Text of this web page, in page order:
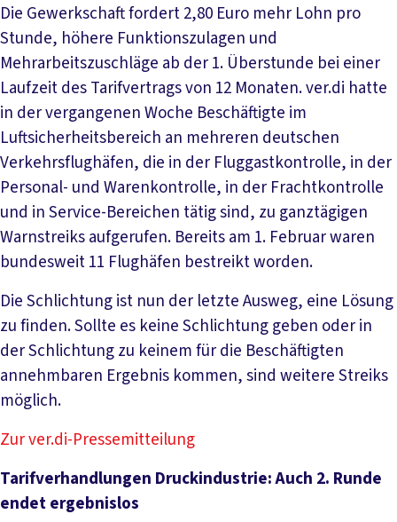
Die Gewerkschaft fordert 2,80 Euro mehr Lohn pro
Stunde, höhere Funktionszulagen und
Mehrarbeitszuschläge ab der 1. Überstunde bei einer
Laufzeit des Tarifvertrags von 12 Monaten. ver.di hatte
in der vergangenen Woche Beschäftigte im
Luftsicherheitsbereich an mehreren deutschen
Verkehrsflughäfen, die in der Fluggastkontrolle, in der
Personal- und Warenkontrolle, in der Frachtkontrolle
und in Service-Bereichen tätig sind, zu ganztägigen
Warnstreiks aufgerufen. Bereits am 1. Februar waren
bundesweit 11 Flughäfen bestreikt worden.
Die Schlichtung ist nun der letzte Ausweg, eine Lösung
zu finden. Sollte es keine Schlichtung geben oder in
der Schlichtung zu keinem für die Beschäftigten
annehmbaren Ergebnis kommen, sind weitere Streiks
möglich.
Zur ver.di-Pressemitteilung
Tarifverhandlungen Druckindustrie: Auch 2. Runde
endet ergebnislos